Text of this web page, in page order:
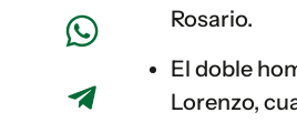
Rosario.
El doble
Lorenzo,